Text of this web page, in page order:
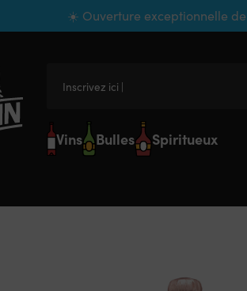
☀️ Ouverture exceptionnelle de
Inscrivez ici votre
Vins Bulles Spiritueux